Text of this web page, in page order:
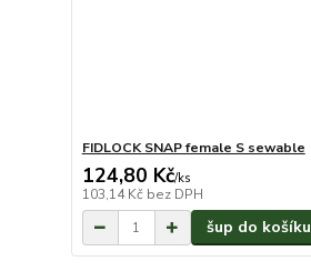
FIDLOCK SNAP female S sewable
124,80 Kč/ks
103,14 Kč bez DPH
šup do košíku